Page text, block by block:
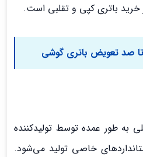
خرید باتری کپی و تقلبی است.
صد تعویض باتری گوشی
به طور عمده توسط تولیدکننده
خاصی تولید می‌شود.